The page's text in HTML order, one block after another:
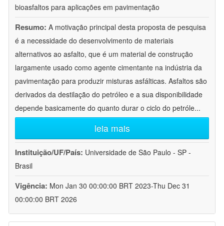
bioasfaltos para aplicações em pavimentação
Resumo: A motivação principal desta proposta de pesquisa
é a necessidade do desenvolvimento de materiais
alternativos ao asfalto, que é um material de construção
largamente usado como agente cimentante na indústria da
pavimentação para produzir misturas asfálticas. Asfaltos são
derivados da destilação do petróleo e a sua disponibilidade
depende basicamente do quanto durar o ciclo do petróle...
leia mais
Instituição/UF/País: Universidade de São Paulo - SP -
Brasil
Vigência: Mon Jan 30 00:00:00 BRT 2023-Thu Dec 31
00:00:00 BRT 2026